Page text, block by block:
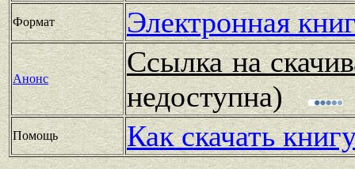
Формат Электронная
Анонс
Ссылка на
недоступна)
Помощь Как скачать